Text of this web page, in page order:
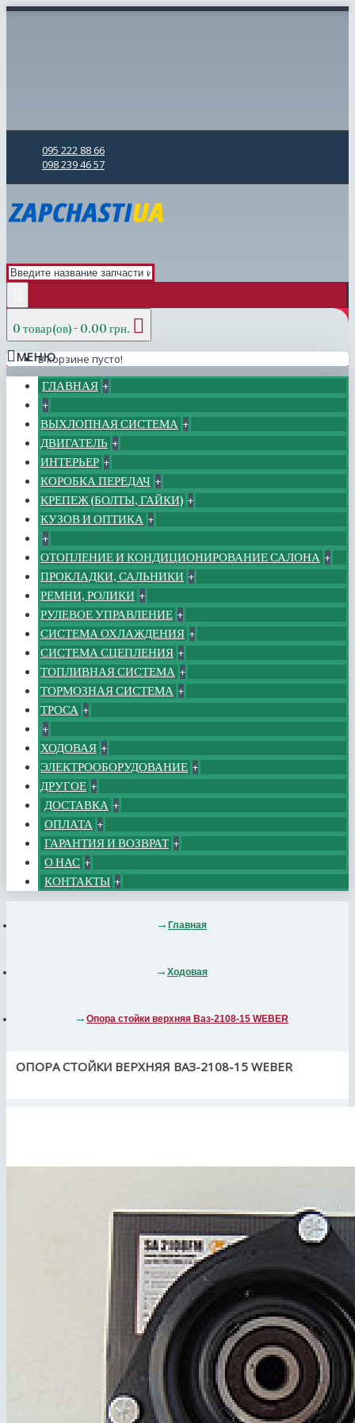
095 222 88 66
098 239 46 57
0 товар(ов) - 0.00 грн.
В корзине пусто!
МЕНЮ
ГЛАВНАЯ +
+
ВЫХЛОПНАЯ СИСТЕМА +
ДВИГАТЕЛЬ +
ИНТЕРЬЕР +
КОРОБКА ПЕРЕДАЧ +
КРЕПЕЖ (БОЛТЫ, ГАЙКИ) +
КУЗОВ И ОПТИКА +
+
ОТОПЛЕНИЕ И КОНДИЦИОНИРОВАНИЕ САЛОНА +
ПРОКЛАДКИ, САЛЬНИКИ +
РЕМНИ, РОЛИКИ +
РУЛЕВОЕ УПРАВЛЕНИЕ +
СИСТЕМА ОХЛАЖДЕНИЯ +
СИСТЕМА СЦЕПЛЕНИЯ +
ТОПЛИВНАЯ СИСТЕМА +
ТОРМОЗНАЯ СИСТЕМА +
ТРОСА +
+
ХОДОВАЯ +
ЭЛЕКТРООБОРУДОВАНИЕ +
ДРУГОЕ +
ДОСТАВКА +
ОПЛАТА +
ГАРАНТИЯ И ВОЗВРАТ +
О НАС +
КОНТАКТЫ +
Главная
Ходовая
Опора стойки верхняя Ваз-2108-15 WEBER
ОПОРА СТОЙКИ ВЕРХНЯЯ ВАЗ-2108-15 WEBER